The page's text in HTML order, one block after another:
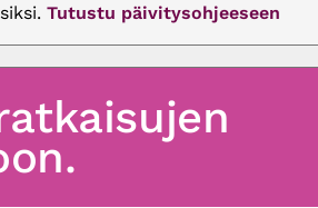
Tutustu päivitysohjeeseen